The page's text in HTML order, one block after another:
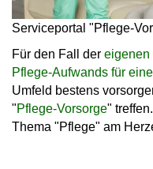
Serviceportal "Pflege-
Für den Fall der eigenen
Pflege-Aufwands für
Umfeld bestens
"Pflege-Vorsorge"
Thema "Pflege" am